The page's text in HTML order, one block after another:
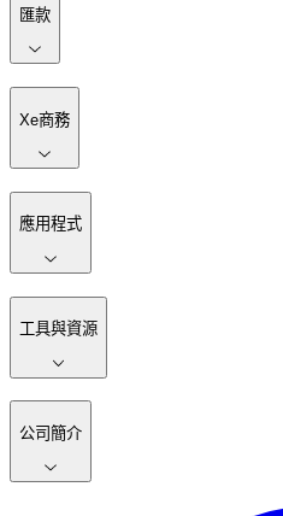
匯款
Xe商務
應用程式
工具與資源
公司簡介